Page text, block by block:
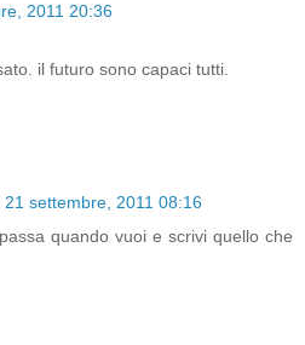
2011 20:36
il futuro sono capaci tutti.
21 settembre, 2011 08:16
quando vuoi e scrivi quello che